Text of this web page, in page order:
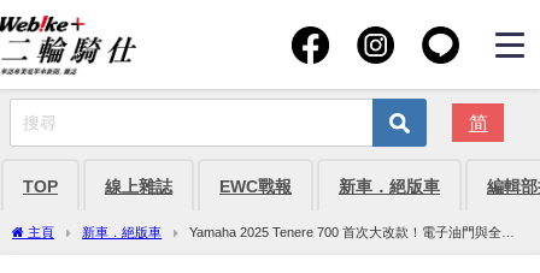
简
TOP 線上雜誌 EWC戰報 新車．絕版車 編輯
主頁 新車．絕版車
Yamaha 2025 Tenere 700 首次大改款！電子油門與全新
避震提升越野性能